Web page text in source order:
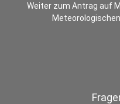
Weiter zum Antrag auf